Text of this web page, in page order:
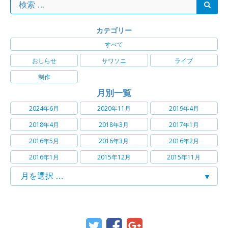
カテゴリー
すべて
おしらせ
サワソニ
ライブ
制作
月別一覧
2024年6月 2020年11月
2019年4月
2018年4月
2018年3月
2017年1月
2016年5月
2016年3月
2016年2月
2016年1月
2015年12月 2015年11月